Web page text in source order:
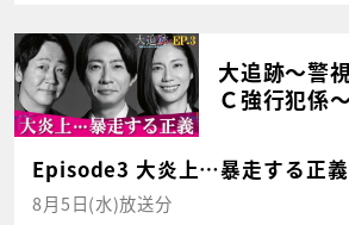
大追跡～警
Ｃ強行犯係
Episode3 大炎上…暴走する正義
8月5日(水)放送分